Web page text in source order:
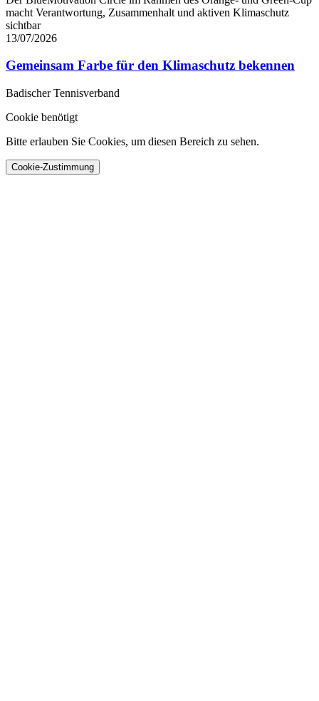
macht Verantwortung, Zusammenhalt und aktiven Klimaschutz
sichtbar
13/07/2026
Gemeinsam Farbe für den Klimaschutz bekennen
Badischer Tennisverband
Cookie benötigt
Bitte erlauben Sie Cookies, um diesen Bereich zu sehen.
Cookie-Zustimmung